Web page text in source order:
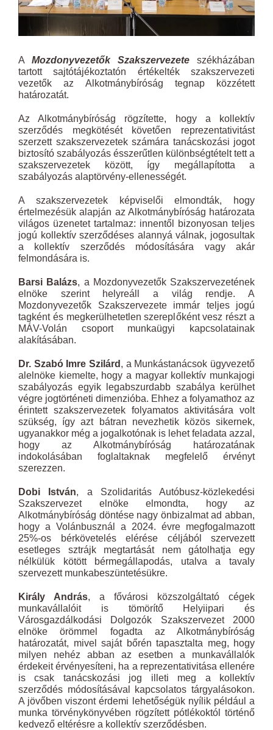
A Mozdonyvezetők Szakszervezete székházában
tartott sajtótájékoztatón értékelték szakszervezeti
vezetők az Alkotmánybíróság tegnap közzétett
határozatát.
Az Alkotmánybíróság rögzítette, hogy a kollektív
szerződés megkötését követően reprezentativitást
szerzett szakszervezetek számára tanácskozási jogot
biztosító szabályozás ésszerűtlen különbségtételt tett a
szakszervezetek között, így megállapította a
szabályozás alaptörvény-ellenességét.
A szakszervezetek képviselői elmondták, hogy
értelmezésük alapján az Alkotmánybíróság határozata
világos üzenetet tartalmaz: innentől bizonyosan teljes
jogú kollektív szerződéses alannyá válnak, jogosultak
a kollektív szerződés módosítására vagy akár
felmondására is.
Barsi Balázs, a Mozdonyvezetők Szakszervezetének
elnöke szerint helyreáll a világ rendje. A
Mozdonyvezetők Szakszervezete immár teljes jogú
tagként és megkerülhetetlen szereplőként vesz részt a
MÁV-Volán csoport munkaügyi kapcsolatainak
alakításában.
Dr. Szabó Imre Szilárd , a Munkástanácsok ügyvezető
alelnöke kiemelte, hogy a magyar kollektív munkajogi
szabályozás egyik legabszurdabb szabálya kerülhet
végre jogtörténeti dimenzióba. Ehhez a folyamathoz az
érintett szakszervezetek folyamatos aktivitására volt
szükség, így azt bátran nevezhetik közös sikernek,
ugyanakkor még a jogalkotónak is lehet feladata azzal,
hogy az Alkotmánybíróság határozatának
indokolásában foglaltaknak megfelelő érvényt
szerezzen.
Dobi István, a Szolidaritás Autóbusz-közlekedési
Szakszervezet elnöke elmondta, hogy az
Alkotmánybíróság döntése nagy önbizalmat ad abban,
hogy a Volánbusznál a 2024. évre megfogalmazott
25%-os bérkövetelés elérése céljából szervezett
esetleges sztrájk megtartását nem gátolhatja egy
nélkülük kötött bérmegállapodás, utalva a tavaly
szervezett munkabeszüntetésükre.
Király András, a fővárosi közszolgáltató cégek
munkavállalóit is tömörítő Helyiipari és
Városgazdálkodási Dolgozók Szakszervezet 2000
elnöke örömmel fogadta az Alkotmánybíróság
határozatát, mivel saját bőrén tapasztalta meg, hogy
milyen nehéz abban az esetben a munkavállalók
érdekeit érvényesíteni, ha a reprezentativitása ellenére
is csak tanácskozási jog illeti meg a kollektív
szerződés módosításával kapcsolatos tárgyalásokon.
A jövőben viszont érdemi lehetőségük nyílik például a
munka törvénykönyvében rögzített pótlékoktól történő
kedvező eltérésre a kollektív szerződésben.